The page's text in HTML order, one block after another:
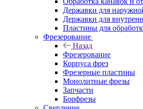
Державки для
Державки для
Пластины для
Фрезерование
Назад
Фрезерование
Корпуса фрез
Фрезерные пластины
Монолитные фрезы
Запчасти
Борфрезы